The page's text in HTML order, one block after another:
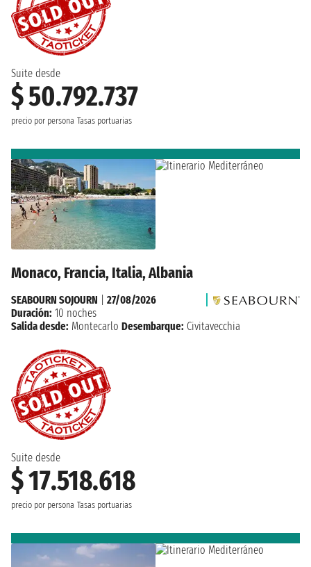
Suite desde
$ 50.792.737
precio por persona Tasas portuarias
Monaco, Francia, Italia, Albania
Suite desde
$ 17.518.618
precio por persona Tasas portuarias
SEABOURN SOJOURN
27/08/2026
Duración: 10 noches
Salida desde: Montecarlo Desembarque: Civitavecchia